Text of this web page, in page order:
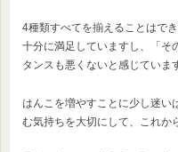
4種類すべてを揃えることはで
十分に満足していますし、「そ
タンスも悪くないと感じていま
はんこを増やすことに少し迷い
む気持ちを大切にして、これか